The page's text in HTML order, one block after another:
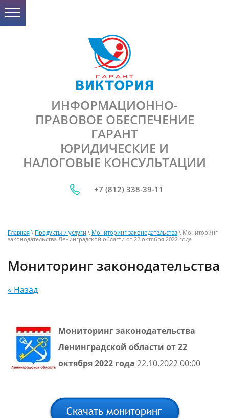
ИНФОРМАЦИОННО-
ПРАВОВОЕ ОБЕСПЕЧЕНИЕ
ГАРАНТ
ЮРИДИЧЕСКИЕ И
НАЛОГОВЫЕ КОНСУЛЬТАЦИИ
+7 (812) 338-39-11
Главная \ Продукты и услуги \ Мониторинг законодательства \ Мониторинг
законодательства Ленинградской области от 22 октября 2022 года
Мониторинг законодательства
« Назад
Мониторинг законодательства
Ленинградской области от 22
октября 2022 года 22.10.2022 00:00